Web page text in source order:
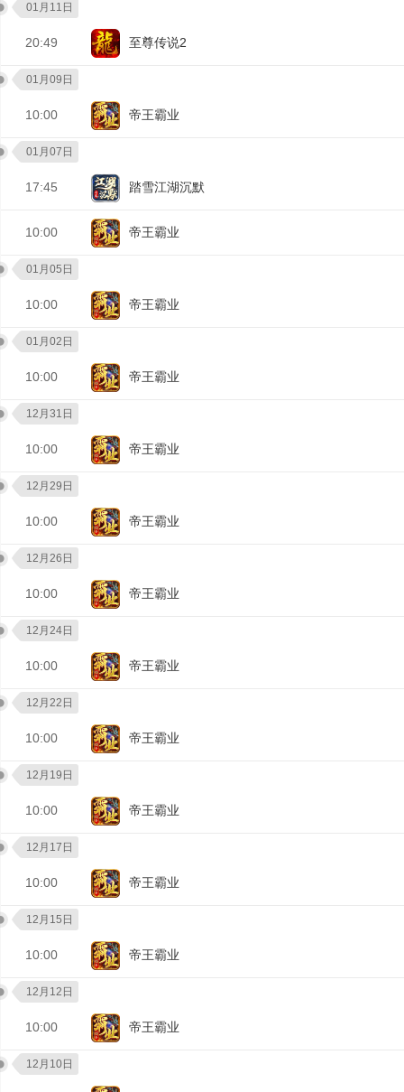
01月11日
20:49 至尊传说2
01月09日
10:00 帝王霸业
01月07日
17:45 踏雪江湖沉默
10:00 帝王霸业
01月05日
10:00 帝王霸业
01月02日
10:00 帝王霸业
12月31日
10:00 帝王霸业
12月29日
10:00 帝王霸业
12月26日
10:00 帝王霸业
12月24日
10:00 帝王霸业
12月22日
10:00 帝王霸业
12月19日
10:00 帝王霸业
12月17日
10:00 帝王霸业
12月15日
10:00 帝王霸业
12月12日
10:00 帝王霸业
12月10日